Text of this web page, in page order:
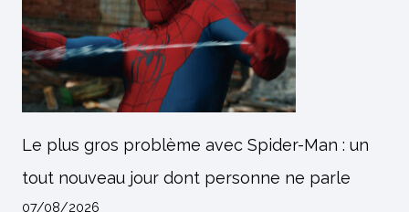
Le plus gros problème avec Spider-Man : un
tout nouveau jour dont personne ne parle
07/08/2026